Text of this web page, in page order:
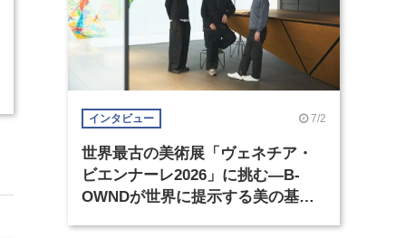
インタビュー 7/2
世界最古の美術展「ヴェネチア・
ビエンナーレ2026」に挑む―B-
OWNDが世界に提示する美の基準